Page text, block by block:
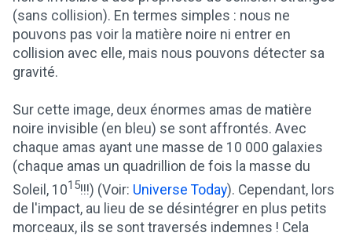
(sans collision). En termes simples : nous ne
pouvons pas voir la matière noire ni entrer en
collision avec elle, mais nous pouvons détecter sa
gravité.
Sur cette image, deux énormes amas de matière
noire invisible (en bleu) se sont affrontés. Avec
chaque amas ayant une masse de 10 000 galaxies
(chaque amas un quadrillion de fois la masse du
Soleil, 1015!!!) (Voir: Universe Today). Cependant, lors
de l'impact, au lieu de se désintégrer en plus petits
morceaux, ils se sont traversés indemnes ! Cela